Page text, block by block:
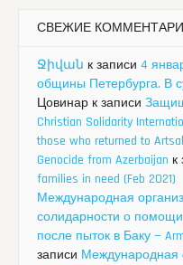
СВЕЖИЕ
Ջիվան к записи 4
общины Петербурга. В
Цовинар к записи
Christian Solidarity
those who returned to
Genocide from Azerbaijan к
families in need (Feb 2021)
Международная
солидарности о
после пыток в Баку —
записи Международная